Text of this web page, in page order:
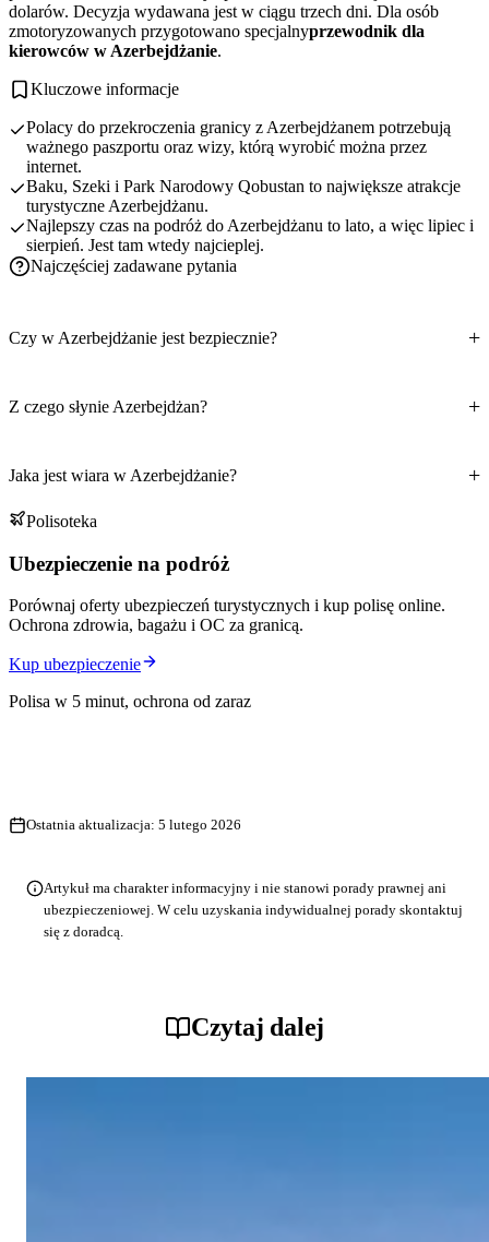
dolarów. Decyzja wydawana jest w ciągu trzech dni. Dla osób
zmotoryzowanych przygotowano specjalnyprzewodnik dla
kierowców w Azerbejdżanie.
Kluczowe informacje
Polacy do przekroczenia granicy z Azerbejdżanem potrzebują
ważnego paszportu oraz wizy, którą wyrobić można przez
internet.
Baku, Szeki i Park Narodowy Qobustan to największe atrakcje
turystyczne Azerbejdżanu.
Najlepszy czas na podróż do Azerbejdżanu to lato, a więc lipiec i
sierpień. Jest tam wtedy najcieplej.
Najczęściej zadawane pytania
Czy w Azerbejdżanie jest bezpiecznie?
Z czego słynie Azerbejdżan?
Jaka jest wiara w Azerbejdżanie?
Polisoteka
Ubezpieczenie na podróż
Porównaj oferty ubezpieczeń turystycznych i kup polisę online.
Ochrona zdrowia, bagażu i OC za granicą.
Kup ubezpieczenie
Polisa w 5 minut, ochrona od zaraz
Ostatnia aktualizacja: 5 lutego 2026
Artykuł ma charakter informacyjny i nie stanowi porady prawnej ani
ubezpieczeniowej. W celu uzyskania indywidualnej porady skontaktuj
się z doradcą.
Czytaj dalej